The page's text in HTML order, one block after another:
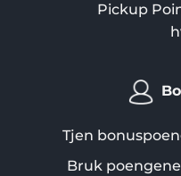
Pickup
Tjen
Bruk